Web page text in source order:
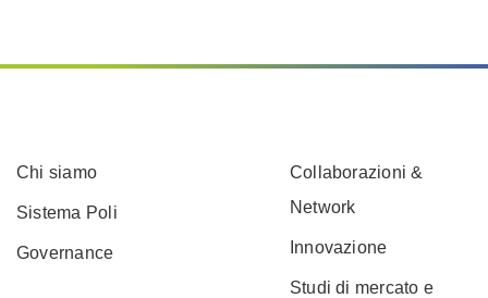
Chi siamo
Sistema Poli
Governance
Collaborazioni &
Network
Innovazione
Studi di mercato e